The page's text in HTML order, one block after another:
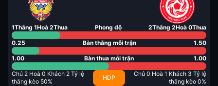
1Thắng 1Hoà 2Thua Phong độ 2Thắng 2Hoà 0Thua
0.25 Bàn thắng mỗi trận 1.50
1.00 Bàn thua mỗi trận 1.00
Chủ 2 Hoà 0 Khách 2 Tỷ lệ
thắng kèo 50%
HDP
Chủ 0 Hoà 1 Khách 3 Tỷ lệ
thắng kèo 0%